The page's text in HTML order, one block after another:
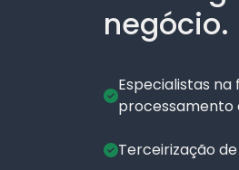
negócio.
Especialistas
processamento
Terceirização